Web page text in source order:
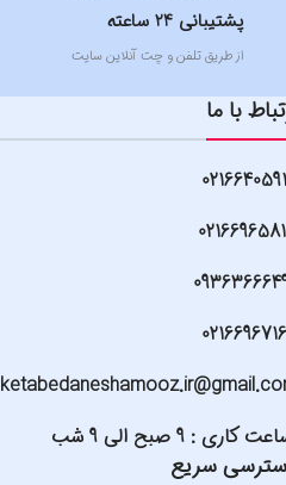
پشتیبانی 24 ساعته
از طریق تلفن و چت آنلاین سایت
با ما
کاری : 9 صبح الی 9 شب
سریع